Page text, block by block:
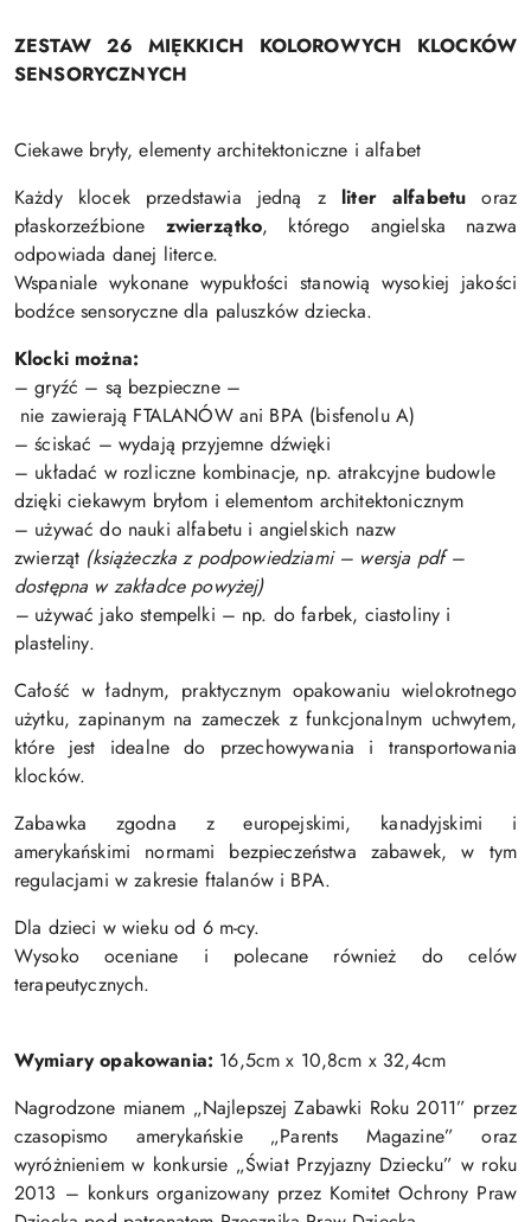
ZESTAW 26 MIĘKKICH KOLOROWYCH KLOCKÓW
SENSORYCZNYCH
Ciekawe bryły, elementy architektoniczne i alfabet
Każdy klocek przedstawia jedną zliter alfabetuoraz
płaskorzeźbione zwierzątko, którego angielska nazwa
odpowiada danej literce.
Wspaniale wykonane wypukłości stanowią wysokiej jakości
bodźce sensoryczne dla paluszków dziecka.
Klocki można:
– gryźć – są bezpieczne –
nie zawierają FTALANÓW ani BPA (bisfenolu A)
– ściskać – wydają przyjemne dźwięki
– układać w rozliczne kombinacje, np. atrakcyjne budowle
dzięki ciekawym bryłom i elementom architektonicznym
– używać do nauki alfabetu i angielskich nazw
zwierząt (książeczka z podpowiedziami – wersja pdf –
dostępna w zakładce powyżej)
– używać jako stempelki – np. do farbek, ciastoliny i
plasteliny.
Całość w ładnym, praktycznym opakowaniu wielokrotnego
użytku, zapinanym na zameczek z funkcjonalnym uchwytem,
które jest idealne do przechowywania i transportowania
klocków.
Zabawka zgodna z europejskimi, kanadyjskimi i
amerykańskimi normami bezpieczeństwa zabawek, w tym
regulacjami w zakresie ftalanów i BPA.
Dla dzieci w wieku od 6 m-cy.
Wysoko oceniane i polecane również do celów
terapeutycznych.
Wymiary opakowania: 16,5cm x 10,8cm x 32,4cm
Nagrodzone mianem „Najlepszej Zabawki Roku 2011” przez
czasopismo amerykańskie „Parents Magazine” oraz
wyróżnieniem w konkursie „Świat Przyjazny Dziecku” w roku
2013 – konkurs organizowany przez Komitet Ochrony Praw